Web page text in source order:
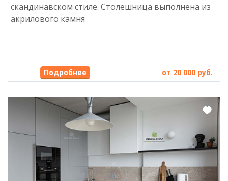
скандинавском стиле. Столешница выполнена из
акрилового камня
от 20 000 руб.